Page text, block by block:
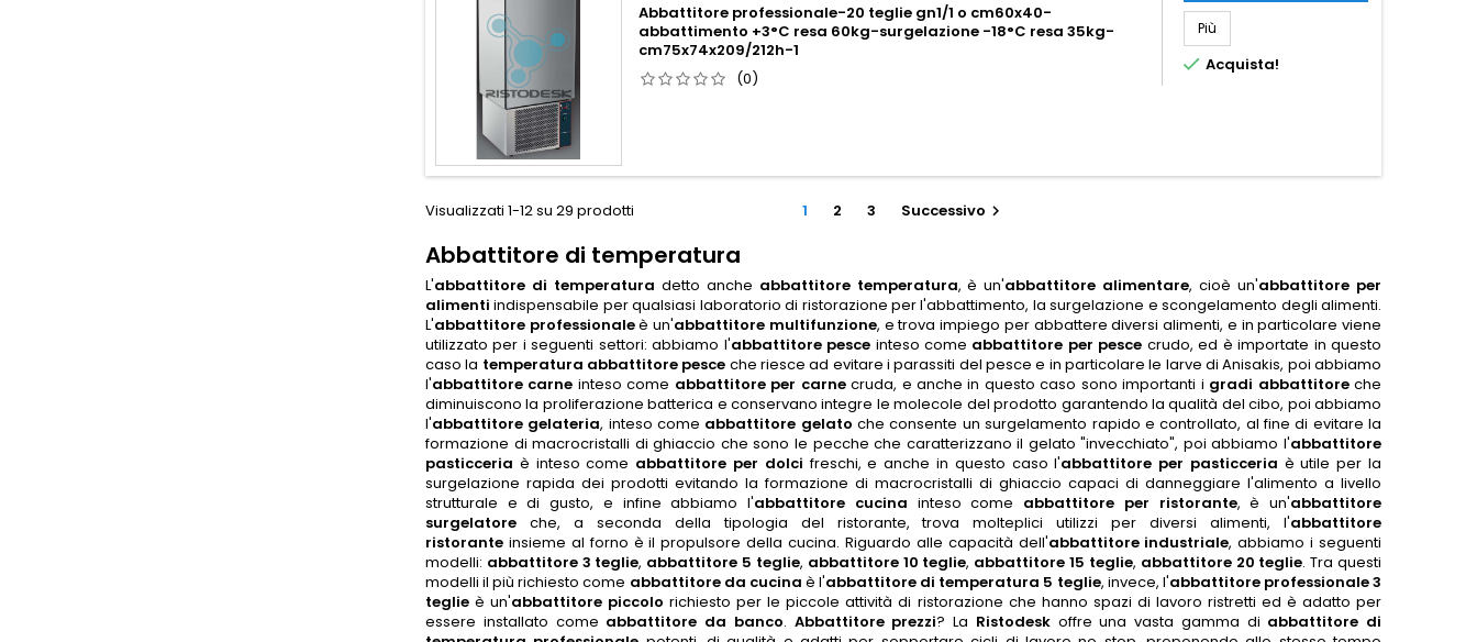
Abbattitore professionale-20 teglie gn1/1 o cm60x40-
abbattimento +3°C resa 60kg-surgelazione -18°C resa 35kg-
cm75x74x209/212h-1
(0)
Più
 Acquista!
Visualizzati 1-12 su 29 prodotti 1 2 3 Successivo 
Abbattitore di temperatura
L'abbattitore di temperatura detto anche abbattitore temperatura, è un'abbattitore alimentare, cioè un'abbattitore per
alimenti indispensabile per qualsiasi laboratorio di ristorazione per l'abbattimento, la surgelazione e scongelamento degli alimenti.
L'abbattitore professionaleè un'abbattitore multifunzione, e trova impiego per abbattere diversi alimenti, e in particolare viene
utilizzato per i seguenti settori: abbiamo l'abbattitore pesce inteso come abbattitore per pesce crudo, ed è importate in questo
caso la temperatura abbattitore pesce che riesce ad evitare i parassiti del pesce e in particolare le larve di Anisakis, poi abbiamo
l'abbattitore carne inteso come abbattitore per carnecruda, e anche in questo caso sono importanti i gradi abbattitoreche
diminuiscono la proliferazione batterica e conservano integre le molecole del prodotto garantendo la qualità del cibo, poi abbiamo
l'abbattitore gelateria, inteso come abbattitore gelato che consente un surgelamento rapido e controllato, al fine di evitare la
formazione di macrocristalli di ghiaccio che sono le pecche che caratterizzano il gelato "invecchiato", poi abbiamo l'abbattitore
pasticceria è inteso come abbattitore per dolci freschi, e anche in questo caso l'abbattitore per pasticceria è utile per la
surgelazione rapida dei prodotti evitando la formazione di macrocristalli di ghiaccio capaci di danneggiare l'alimento a livello
strutturale e di gusto, e infine abbiamo l'abbattitore cucina inteso come abbattitore per ristorante, è un'abbattitore
surgelatore che, a seconda della tipologia del ristorante, trova molteplici utilizzi per diversi alimenti, l'abbattitore
ristorante insieme al forno è il propulsore della cucina. Riguardo alle capacità dell'abbattitore industriale, abbiamo i seguenti
modelli: abbattitore 3 teglie, abbattitore 5 teglie, abbattitore 10 teglie, abbattitore 15 teglie, abbattitore 20 teglie. Tra questi
modelli il più richiesto come abbattitore da cucina è l'abbattitore di temperatura 5 teglie, invece, l'abbattitore professionale 3
teglie è un'abbattitore piccolo richiesto per le piccole attività di ristorazione che hanno spazi di lavoro ristretti ed è adatto per
essere installato come abbattitore da banco. Abbattitore prezzi? La Ristodeskoffre una vasta gamma di abbattitore di